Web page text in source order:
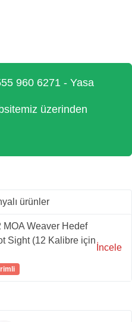
960 6271 - Yasa
üzerinden
ürünler
MOA Weaver Hedef
Sight (12 Kalibre için
İncele